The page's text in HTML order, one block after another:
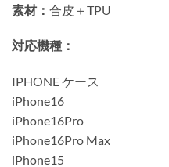
素材： 合皮＋TPU
対応機種：
IPHONE ケース
iPhone16
iPhone16Pro
iPhone16Pro Max
iPhone15